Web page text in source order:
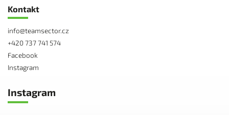
Kontakt
info@teamsector.cz
+420 737 741 574
Facebook
Instagram
Instagram